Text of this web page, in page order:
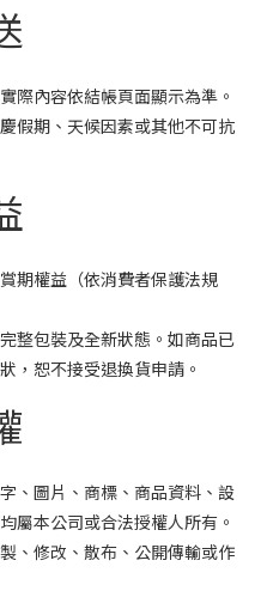
際內容依結帳頁面顯示為準。
假期、天候因素或其他不可抗
期權益（依消費者保護法規
整包裝及全新狀態。如商品已
，恕不接受退換貨申請。
、圖片、商標、商品資料、設
屬本公司或合法授權人所有。
、修改、散布、公開傳輸或作